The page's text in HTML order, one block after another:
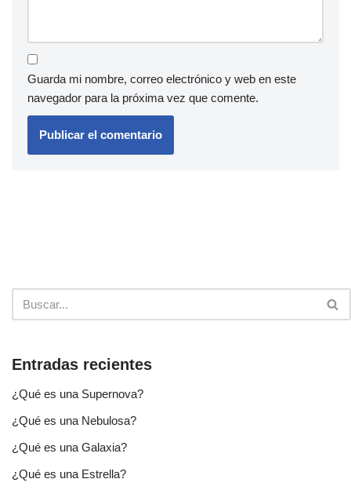
Guarda mi nombre, correo electrónico y web en este
navegador para la próxima vez que comente.
Entradas recientes
¿Qué es una Supernova?
¿Qué es una Nebulosa?
¿Qué es una Galaxia?
¿Qué es una Estrella?